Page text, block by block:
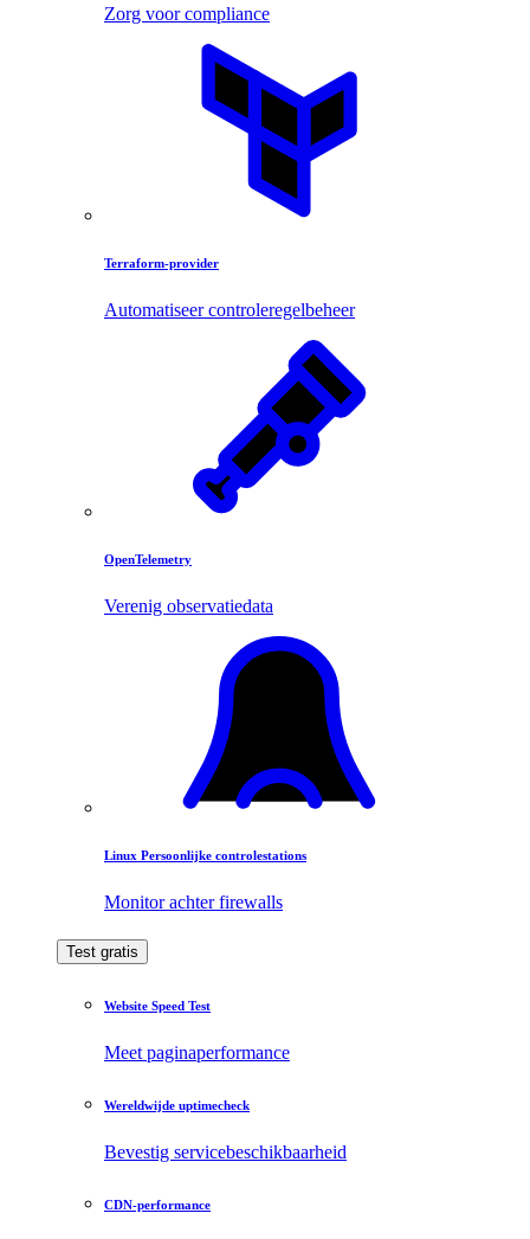
Zorg voor compliance
Terraform-provider
Automatiseer controleregelbeheer
OpenTelemetry
Verenig observatiedata
Linux Persoonlijke controlestations
Monitor achter firewalls
Test gratis
Website Speed Test
Meet paginaperformance
Wereldwijde uptimecheck
Bevestig servicebeschikbaarheid
CDN-performance